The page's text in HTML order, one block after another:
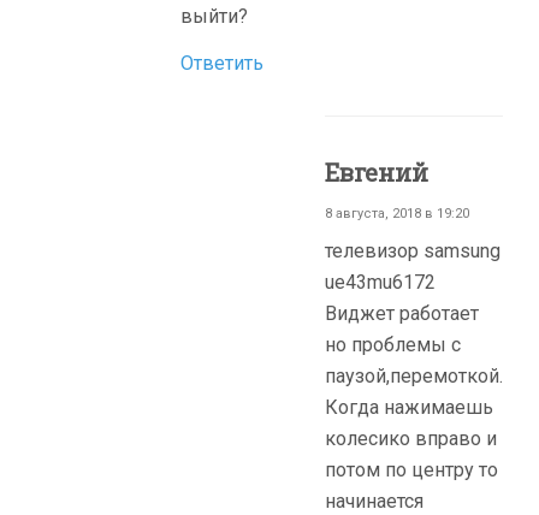
выйти?
Ответить
Евгений
8 августа, 2018 в 19:20
телевизор samsung
ue43mu6172
Виджет работает
но проблемы с
паузой,перемоткой.
Когда нажимаешь
колесико вправо и
потом по центру то
начинается